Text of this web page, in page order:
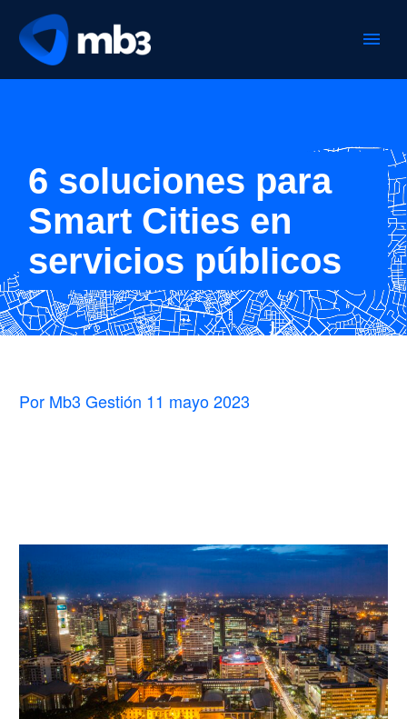
6 soluciones para
Smart Cities en
servicios públicos
Por Mb3 Gestión 11 mayo 2023